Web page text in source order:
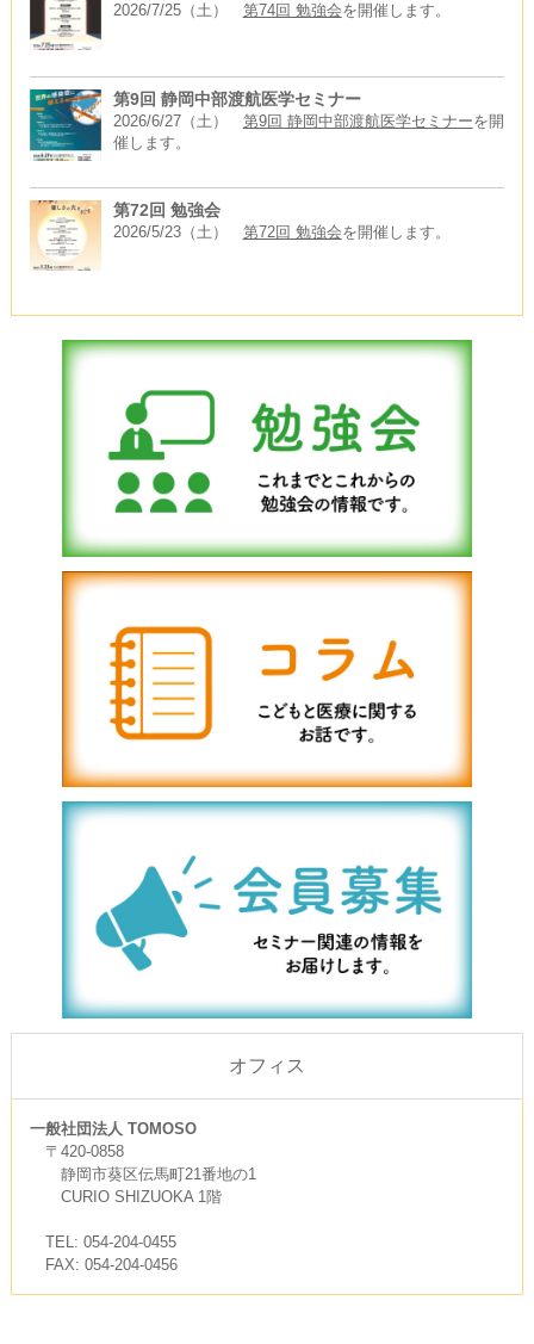
2026/7/25（土） 第74回 勉強会を開催します。
第9回 静岡中部渡航医学セミナー
2026/6/27（土） 第9回 静岡中部渡航医学セミナーを開
催します。
第72回 勉強会
2026/5/23（土） 第72回 勉強会を開催します。
オフィス
一般社団法人 TOMOSO
〒420-0858
静岡市葵区伝馬町21番地の1
CURIO SHIZUOKA 1階
TEL: 054-204-0455
FAX: 054-204-0456